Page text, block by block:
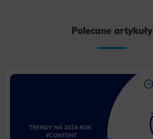
Polecane artykuły